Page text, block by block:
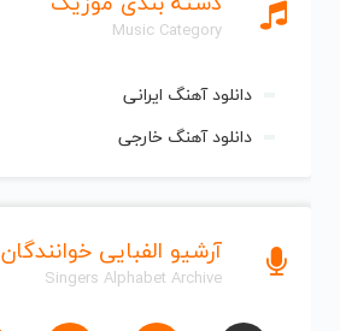
Music Category
دانلود آهنگ ایرانی
دانلود آهنگ خارجی
آرشیو الفبایی خوانندگان
Singers Alphabet Archive